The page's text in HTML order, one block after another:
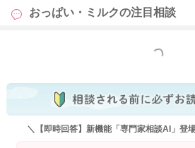
よかったら参考になさってみてください
おっぱい・ミルクの注目相談
もっと見る
＼【即時回答】新機能「専門家相談AI」登